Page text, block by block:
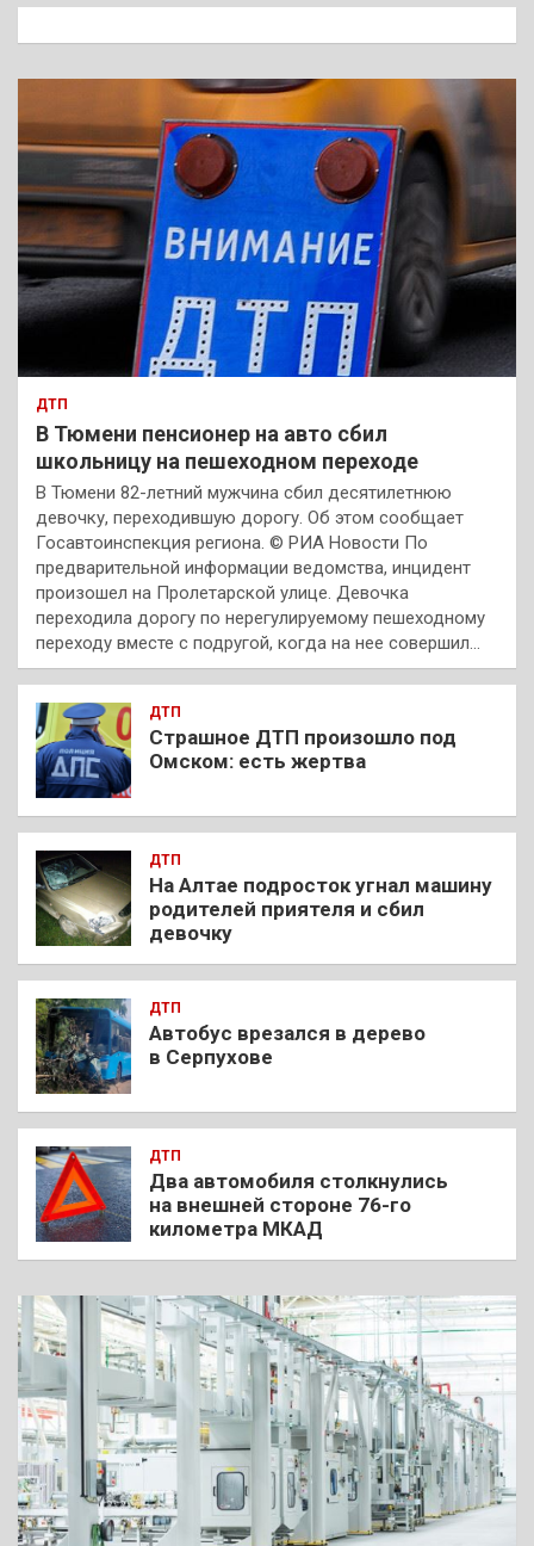
к
ДТП
В Тюмени пенсионер на авто сбил
школьницу на пешеходном переходе
В Тюмени 82-летний мужчина сбил десятилетнюю
девочку, переходившую дорогу. Об этом сообщает
Госавтоинспекция региона. © РИА Новости По
предварительной информации ведомства, инцидент
произошел на Пролетарской улице. Девочка
переходила дорогу по нерегулируемому пешеходному
переходу вместе с подругой, когда на нее совершил…
ДТП
Страшное ДТП произошло под
Омском: есть жертва
ДТП
На Алтае подросток угнал машину
родителей приятеля и сбил
девочку
ДТП
Автобус врезался в дерево
в Серпухове
ДТП
Два автомобиля столкнулись
на внешней стороне 76-го
километра МКАД